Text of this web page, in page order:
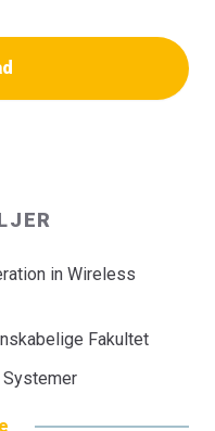
in Wireless
Fakultet